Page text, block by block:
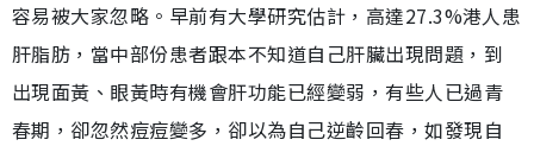
容易被大家忽略。早前有大學研究估計，高達27.3%港人患
肝脂肪，當中部份患者跟本不知道自己肝臟出現問題，到
出現面黃、眼黃時有機會肝功能已經變弱，有些人已過青
春期，卻忽然痘痘變多，卻以為自己逆齡回春，如發現自